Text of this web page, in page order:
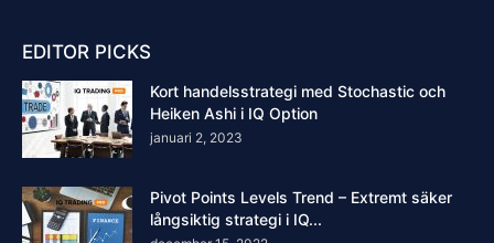
EDITOR PICKS
Kort handelsstrategi med Stochastic och
Heiken Ashi i IQ Option
januari 2, 2023
Pivot Points Levels Trend – Extremt säker
långsiktig strategi i IQ...